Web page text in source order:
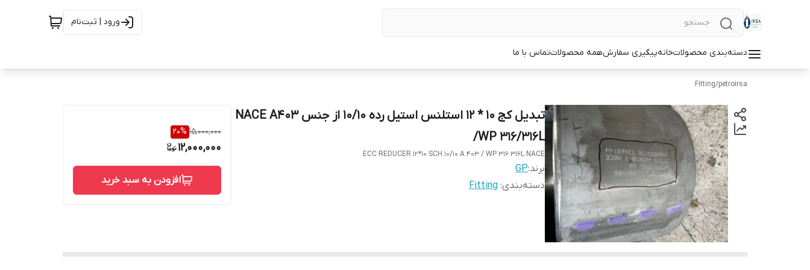
ورود | ثبت‌نام
دسته‌بندی محصولاتخانهپیگیری سفارشهمه محصولاتتماس با ما
petroirsa
/
Fitting
تبدیل کج 10 * 12 استلنس استیل رده 10/10 از جنس NACE A403
/WP 316/316L
ECC REDUCER 12*10 SCH 10/10 A 403 / WP 316 316L NACE
برند:GP
دسته‌بندی:
Fitting
15,000,000
20%
12,000,000
افزودن به سبد خرید